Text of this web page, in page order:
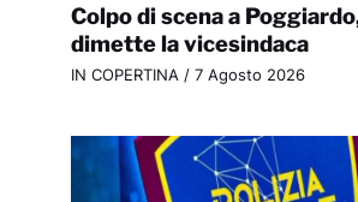
Colpo di scena a
dimette la vicesindaca
IN COPERTINA/ 7 Agosto 2026